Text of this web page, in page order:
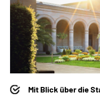
Mit Blick über die